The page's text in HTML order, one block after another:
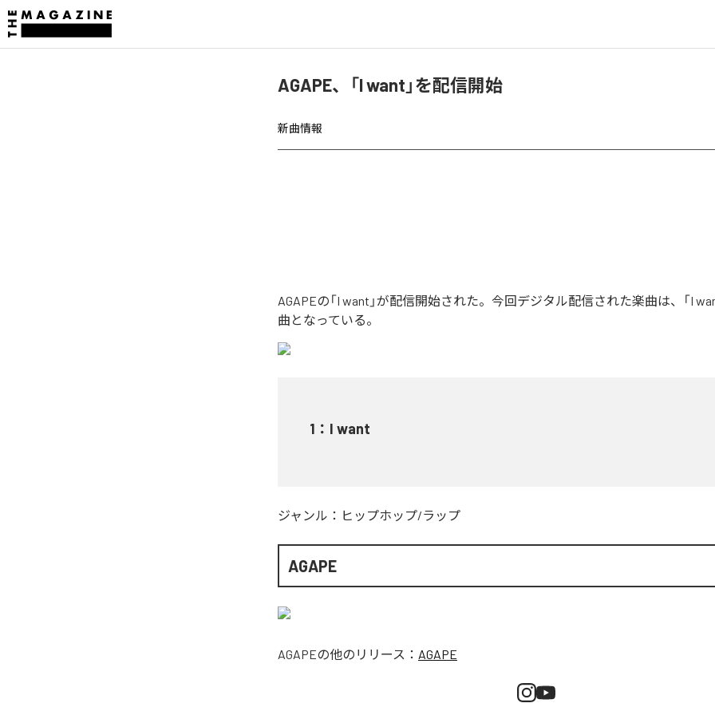
AGAPE、「I want」を配信開始
新曲情報
AGAPEの「I want」が配信開始された。今回デジタル配信された楽曲は、「I
曲となっている。
1 ： I want
ジャンル： ヒップホップ/ラップ
AGAPE
AGAPEの他のリリース： AGAPE